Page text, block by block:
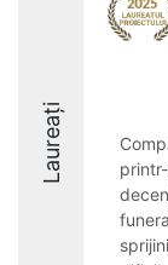
Laureați